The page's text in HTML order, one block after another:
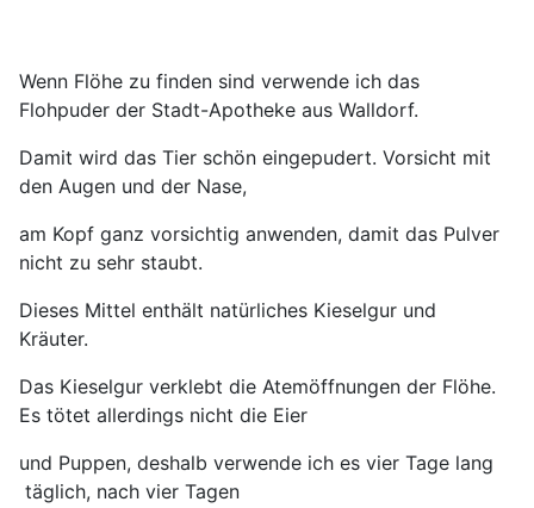
Wenn Flöhe zu finden sind verwende ich das
Flohpuder der Stadt-Apotheke aus Walldorf.
Damit wird das Tier schön eingepudert. Vorsicht mit
den Augen und der Nase,
am Kopf ganz vorsichtig anwenden, damit das Pulver
nicht zu sehr staubt.
Dieses Mittel enthält natürliches Kieselgur und
Kräuter.
Das Kieselgur verklebt die Atemöffnungen der Flöhe.
Es tötet allerdings nicht die Eier
und Puppen, deshalb verwende ich es vier Tage lang
täglich, nach vier Tagen